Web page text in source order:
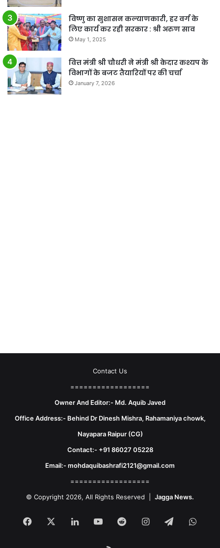
विष्णु का सुशासन कल्याणकारी, हर वर्ग के
लिए कार्य कर रही सरकार : श्री अरुण साव
May 1, 2025
वित्त मंत्री श्री चौधरी ने मंत्री श्री केदार कश्यप के
विभागों के बजट तैयारियों पर की चर्चा
January 7, 2026
Contact Us
==================
Owner And Editor:- Md. Aquib Javed
Office Address:- Behind Dr Dinesh Mishra, Rahamaniya chowk,
Nayapara Raipur (CG)
Contact:- +91 86027 05228
Email:- mohdaquibashrafi2121@gmail.com
==================
© Copyright 2026, All Rights Reserved | Jagga News.
Facebook LinkedInYouTubeRedditInstagram
Telegram